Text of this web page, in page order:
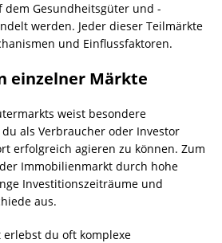
dem Gesundheitsgüter und -
werden. Jeder dieser Teilmärkte
und Einflussfaktoren.
einzelner Märkte
weist besondere
als Verbraucher oder Investor
erfolgreich agieren zu können. Zum
Immobilienmarkt durch hohe
Investitionszeiträume und
aus.
du oft komplexe